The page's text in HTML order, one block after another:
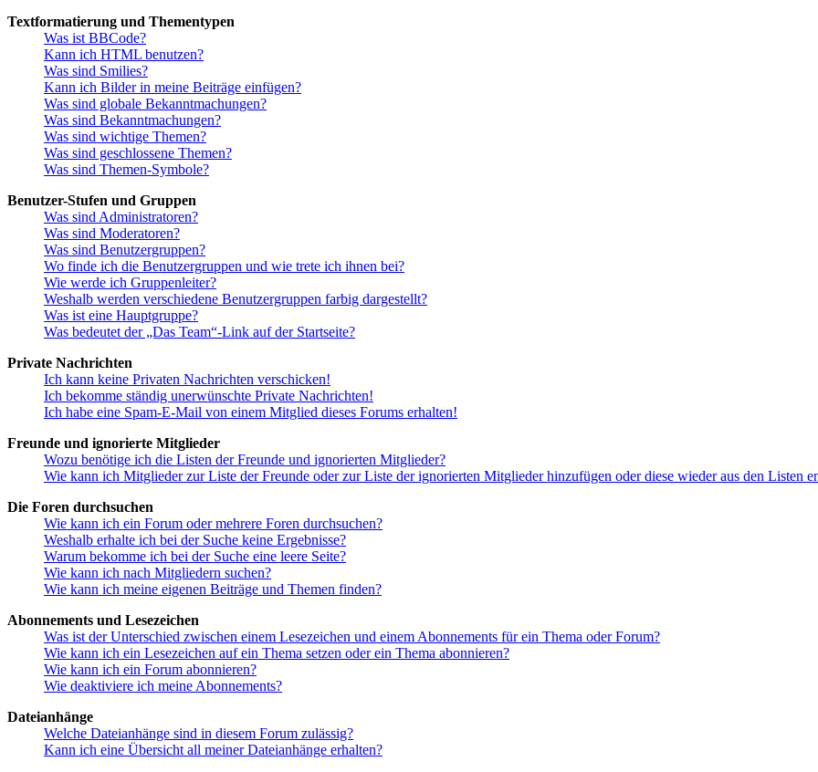
Textformatierung und Thementypen
Was ist BBCode?
Kann ich HTML benutzen?
Was sind Smilies?
Kann ich Bilder in meine Beiträge einfügen?
Was sind globale Bekanntmachungen?
Was sind Bekanntmachungen?
Was sind wichtige Themen?
Was sind geschlossene Themen?
Was sind Themen-Symbole?
Benutzer-Stufen und Gruppen
Was sind Administratoren?
Was sind Moderatoren?
Was sind Benutzergruppen?
Wo finde ich die Benutzergruppen und wie trete ich ihnen bei?
Wie werde ich Gruppenleiter?
Weshalb werden verschiedene Benutzergruppen farbig dargestellt?
Was ist eine Hauptgruppe?
Was bedeutet der „Das Team“-Link auf der Startseite?
Private Nachrichten
Ich kann keine Privaten Nachrichten verschicken!
Ich bekomme ständig unerwünschte Private Nachrichten!
Ich habe eine Spam-E-Mail von einem Mitglied dieses Forums erhalten!
Freunde und ignorierte Mitglieder
Wozu benötige ich die Listen der Freunde und ignorierten Mitglieder?
Wie kann ich Mitglieder zur Liste der Freunde oder zur Liste der ignorierten Mitglieder hinzufügen oder diese wieder aus den Listen
Die Foren durchsuchen
Wie kann ich ein Forum oder mehrere Foren durchsuchen?
Weshalb erhalte ich bei der Suche keine Ergebnisse?
Warum bekomme ich bei der Suche eine leere Seite?
Wie kann ich nach Mitgliedern suchen?
Wie kann ich meine eigenen Beiträge und Themen finden?
Abonnements und Lesezeichen
Was ist der Unterschied zwischen einem Lesezeichen und einem Abonnements für ein Thema oder Forum?
Wie kann ich ein Lesezeichen auf ein Thema setzen oder ein Thema abonnieren?
Wie kann ich ein Forum abonnieren?
Wie deaktiviere ich meine Abonnements?
Dateianhänge
Welche Dateianhänge sind in diesem Forum zulässig?
Kann ich eine Übersicht all meiner Dateianhänge erhalten?